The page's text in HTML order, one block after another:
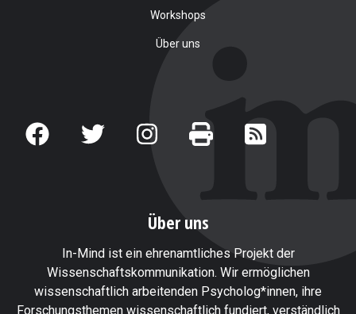
Workshops
Über uns
Über uns
In-Mind ist ein ehrenamtliches Projekt der
Wissenschaftskommunikation. Wir ermöglichen
wissenschaftlich arbeitenden Psycholog*innen, ihre
Forschungsthemen wissenschaftlich fundiert, verständlich